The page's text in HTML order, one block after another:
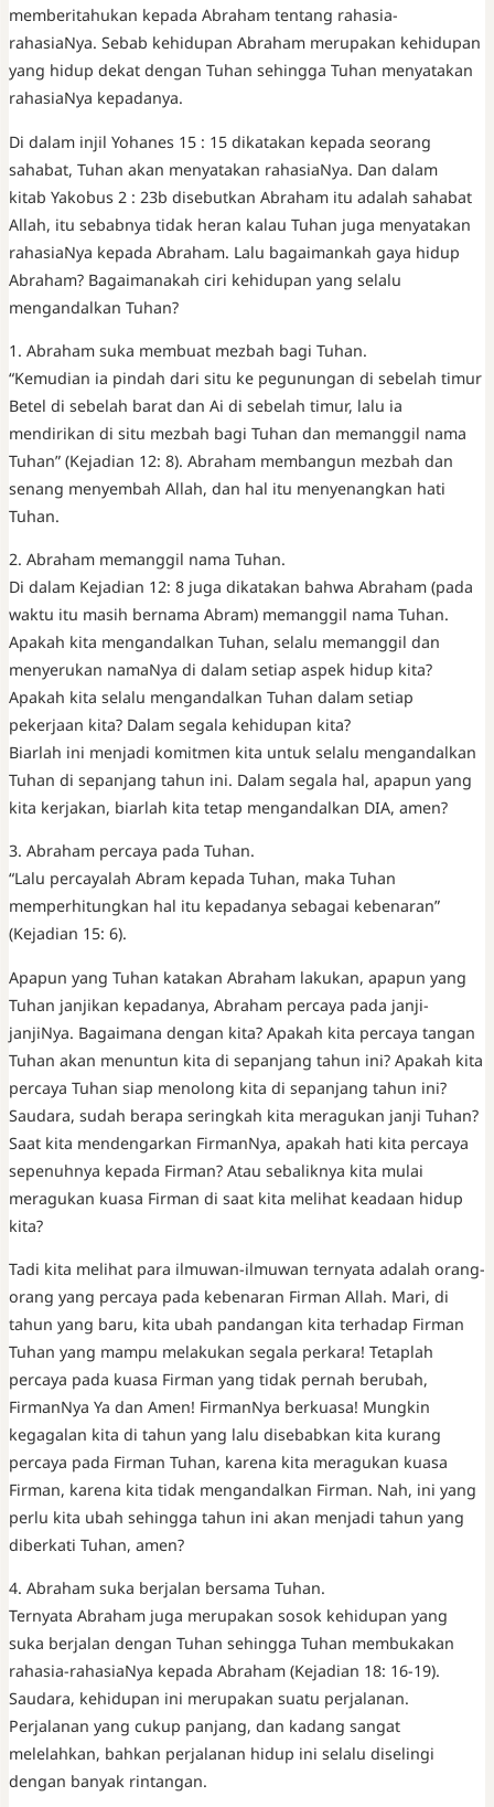
memberitahukan kepada Abraham tentang rahasia-
rahasiaNya. Sebab kehidupan Abraham merupakan kehidupan
yang hidup dekat dengan Tuhan sehingga Tuhan menyatakan
rahasiaNya kepadanya.
Di dalam injil Yohanes 15 : 15 dikatakan kepada seorang
sahabat, Tuhan akan menyatakan rahasiaNya. Dan dalam
kitab Yakobus 2 : 23b disebutkan Abraham itu adalah sahabat
Allah, itu sebabnya tidak heran kalau Tuhan juga menyatakan
rahasiaNya kepada Abraham. Lalu bagaimankah gaya hidup
Abraham? Bagaimanakah ciri kehidupan yang selalu
mengandalkan Tuhan?
1. Abraham suka membuat mezbah bagi Tuhan.
“Kemudian ia pindah dari situ ke pegunungan di sebelah timur
Betel di sebelah barat dan Ai di sebelah timur, lalu ia
mendirikan di situ mezbah bagi Tuhan dan memanggil nama
Tuhan” (Kejadian 12: 8). Abraham membangun mezbah dan
senang menyembah Allah, dan hal itu menyenangkan hati
Tuhan.
2. Abraham memanggil nama Tuhan.
Di dalam Kejadian 12: 8 juga dikatakan bahwa Abraham (pada
waktu itu masih bernama Abram) memanggil nama Tuhan.
Apakah kita mengandalkan Tuhan, selalu memanggil dan
menyerukan namaNya di dalam setiap aspek hidup kita?
Apakah kita selalu mengandalkan Tuhan dalam setiap
pekerjaan kita? Dalam segala kehidupan kita?
Biarlah ini menjadi komitmen kita untuk selalu mengandalkan
Tuhan di sepanjang tahun ini. Dalam segala hal, apapun yang
kita kerjakan, biarlah kita tetap mengandalkan DIA, amen?
3. Abraham percaya pada Tuhan.
“Lalu percayalah Abram kepada Tuhan, maka Tuhan
memperhitungkan hal itu kepadanya sebagai kebenaran”
(Kejadian 15: 6).
Apapun yang Tuhan katakan Abraham lakukan, apapun yang
Tuhan janjikan kepadanya, Abraham percaya pada janji-
janjiNya. Bagaimana dengan kita? Apakah kita percaya tangan
Tuhan akan menuntun kita di sepanjang tahun ini? Apakah kita
percaya Tuhan siap menolong kita di sepanjang tahun ini?
Saudara, sudah berapa seringkah kita meragukan janji Tuhan?
Saat kita mendengarkan FirmanNya, apakah hati kita percaya
sepenuhnya kepada Firman? Atau sebaliknya kita mulai
meragukan kuasa Firman di saat kita melihat keadaan hidup
kita?
Tadi kita melihat para ilmuwan-ilmuwan ternyata adalah orang-
orang yang percaya pada kebenaran Firman Allah. Mari, di
tahun yang baru, kita ubah pandangan kita terhadap Firman
Tuhan yang mampu melakukan segala perkara! Tetaplah
percaya pada kuasa Firman yang tidak pernah berubah,
FirmanNya Ya dan Amen! FirmanNya berkuasa! Mungkin
kegagalan kita di tahun yang lalu disebabkan kita kurang
percaya pada Firman Tuhan, karena kita meragukan kuasa
Firman, karena kita tidak mengandalkan Firman. Nah, ini yang
perlu kita ubah sehingga tahun ini akan menjadi tahun yang
diberkati Tuhan, amen?
4. Abraham suka berjalan bersama Tuhan.
Ternyata Abraham juga merupakan sosok kehidupan yang
suka berjalan dengan Tuhan sehingga Tuhan membukakan
rahasia-rahasiaNya kepada Abraham (Kejadian 18: 16-19).
Saudara, kehidupan ini merupakan suatu perjalanan.
Perjalanan yang cukup panjang, dan kadang sangat
melelahkan, bahkan perjalanan hidup ini selalu diselingi
dengan banyak rintangan.